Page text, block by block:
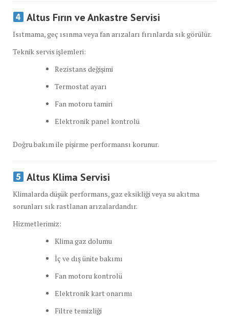
Altus Fırın ve Ankastre Servisi
Isıtmama, geç ısınma veya fan arızaları fırınlarda sık görülür.
Teknik servis işlemleri:
Rezistans değişimi
Termostat ayarı
Fan motoru tamiri
Elektronik panel kontrolü
Doğru bakım ile pişirme performansı korunur.
Altus Klima Servisi
Klimalarda düşük performans, gaz eksikliği veya su akıtma
sorunları sık rastlanan arızalardandır.
Hizmetlerimiz:
Klima gaz dolumu
İç ve dış ünite bakımı
Fan motoru kontrolü
Elektronik kart onarımı
Filtre temizliği